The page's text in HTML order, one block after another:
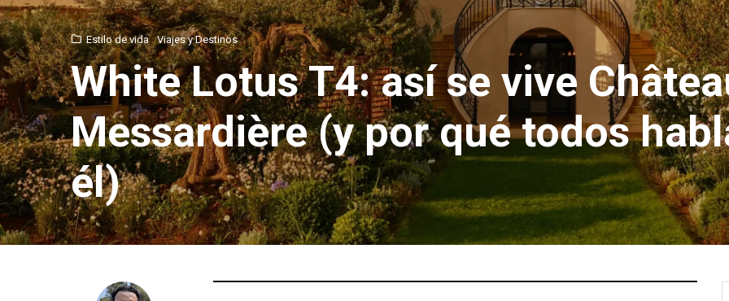
Estilo de vida Viajes y Destinos
White Lotus T4: así se vive
Messardière (y por qué todos
él)